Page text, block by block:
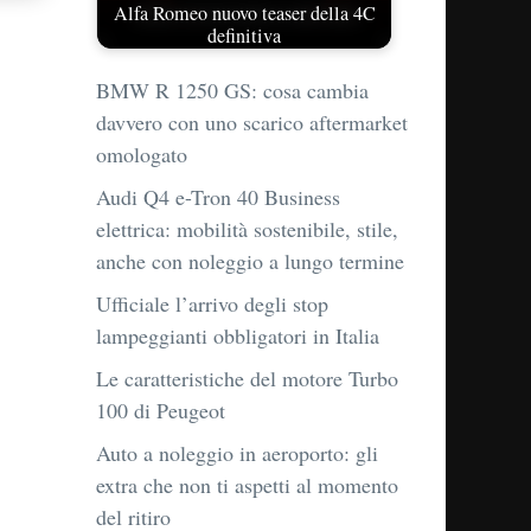
Alfa Romeo nuovo teaser della 4C
definitiva
BMW R 1250 GS: cosa cambia
davvero con uno scarico aftermarket
omologato
Audi Q4 e-Tron 40 Business
elettrica: mobilità sostenibile, stile,
anche con noleggio a lungo termine
Ufficiale l’arrivo degli stop
lampeggianti obbligatori in Italia
Le caratteristiche del motore Turbo
100 di Peugeot
Auto a noleggio in aeroporto: gli
extra che non ti aspetti al momento
del ritiro